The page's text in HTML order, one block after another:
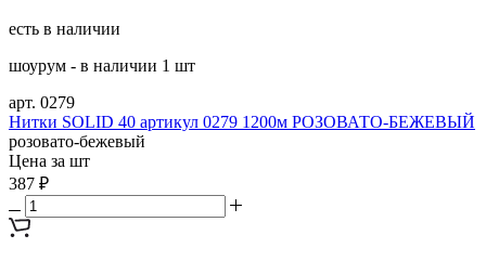
Нитки SOLID 40 артикул 0279 1200м РОЗОВАТО-БЕЖЕВЫЙ
розовато-бежевый
Цена за шт
387 ₽